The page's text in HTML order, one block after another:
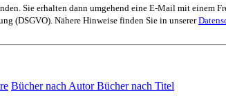
Sie erhalten dann umgehend eine E-Mail mit einem
(DSGVO). Nähere Hinweise finden Sie in unserer
Bücher nach AutorBücher nach Titel